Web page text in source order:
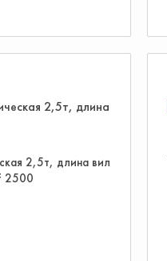
2,5т, длина вил
2500